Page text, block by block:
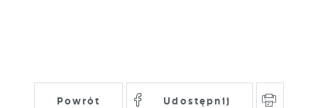
Powrót Udostępnij